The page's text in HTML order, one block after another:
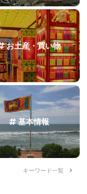
お土産・買い物
基本情報
キーワード一覧